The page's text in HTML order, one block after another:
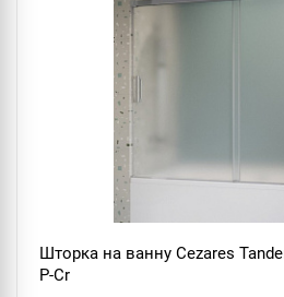
Шторка на ванну Cezares
P-Cr